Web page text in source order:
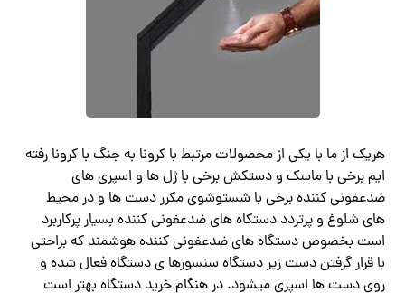
هریک از ما با یکی از محصولات مرتبط با کرونا به جنگ با کرونا رفته
ایم برخی با ماسک و دستکش برخی با ژل ها و اسپری های
ضدعفونی کننده برخی با شستوشوی مکرر دست ها و در محیط
های شلوغ و پرتردد دستکاه های ضدعفونی کننده بسیار پرکاربرد
است بخصوص دستگاه های ضدعفونی کننده هوشمند که براحتی
با قرار گرفتن دست زیر دستگاه سنسورها ی دستگاه فعال شده و
روی دست ها اسپری میشود. در هنگام خرید دستگاه بهتر است